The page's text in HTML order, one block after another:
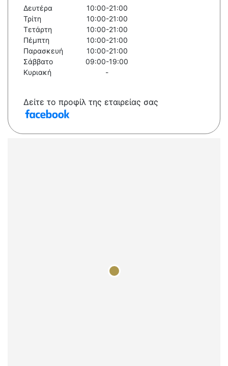
Δευτέρα
10:00-21:00
Τρίτη
10:00-21:00
Τετάρτη
10:00-21:00
Πέμπτη
10:00-21:00
Παρασκευή
10:00-21:00
Σάββατο
09:00-19:00
Κυριακή
-
Δείτε το προφίλ της εταιρείας σας